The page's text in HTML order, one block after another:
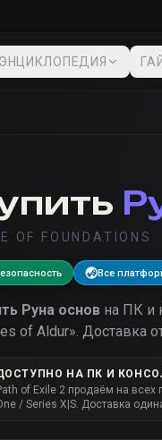
ЭНЦИКЛОПЕДИЯ
OF FOUNDATIONS
Все
Руна основ на ПК и
of Aldur». Доставка
НА ПК И
of Exile 2 продаём на
/ Series X|S. Доставка